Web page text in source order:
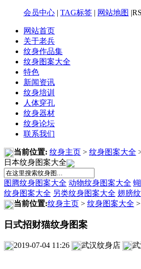
会员中心 | TAG标签 | 网站地图
网站首页
关于老兵
纹身作品集
纹身图案大全
特色
新闻资讯
纹身培训
人体穿孔
纹身器材
纹身论坛
联系我们
当前位置: 纹身主页 > 纹身图案大全
日本纹身图案大全
图腾纹身图案大全 动物纹身图案大全
纹身图案大全 另类纹身图案大全 翅膀
当前位置:纹身主页 > 纹身图案大全 >
日式招财猫纹身图案
2019-07-04 11:26 武汉纹身店